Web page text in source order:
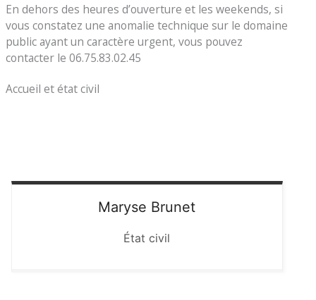
En dehors des heures d’ouverture et les weekends, si
vous constatez une anomalie technique sur le domaine
public ayant un caractère urgent, vous pouvez
contacter le 06.75.83.02.45
Accueil et état civil
Maryse Brunet
État civil